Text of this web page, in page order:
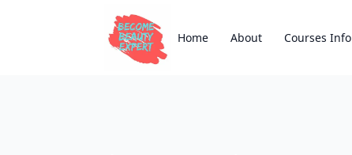
Home About Courses Info